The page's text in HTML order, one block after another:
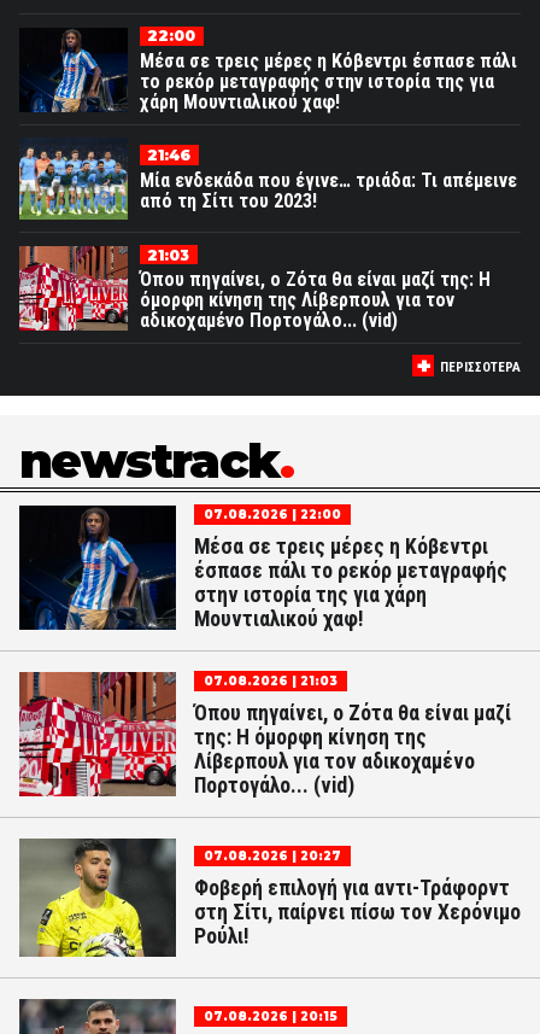
22:00
Μέσα σε τρεις μέρες η Κόβεντρι έσπασε πάλι
το ρεκόρ μεταγραφής στην ιστορία της για
χάρη Μουντιαλικού χαφ!
21:46
Μία ενδεκάδα που έγινε… τριάδα: Τι απέμεινε
από τη Σίτι του 2023!
21:03
Όπου πηγαίνει, ο Ζότα θα είναι μαζί της: Η
όμορφη κίνηση της Λίβερπουλ για τον
αδικοχαμένο Πορτογάλο... (vid)
ΠΕΡΙΣΣΟΤΕΡΑ
newstrack
07.08.2026 | 22:00
Μέσα σε τρεις μέρες η Κόβεντρι
έσπασε πάλι το ρεκόρ μεταγραφής
στην ιστορία της για χάρη
Μουντιαλικού χαφ!
07.08.2026 | 21:03
Όπου πηγαίνει, ο Ζότα θα είναι μαζί
της: Η όμορφη κίνηση της
Λίβερπουλ για τον αδικοχαμένο
Πορτογάλο... (vid)
07.08.2026 | 20:27
Φοβερή επιλογή για αντι-Τράφορντ
στη Σίτι, παίρνει πίσω τον Χερόνιμο
Ρούλι!
07.08.2026 | 20:15